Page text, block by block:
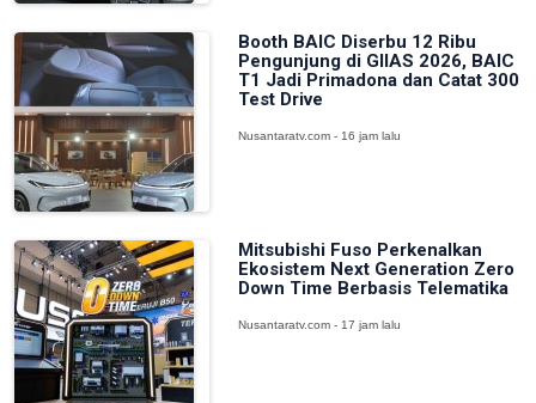
Booth BAIC Diserbu 12 Ribu
Pengunjung di GIIAS 2026, BAIC
T1 Jadi Primadona dan Catat 300
Test Drive
Nusantaratv.com - 16 jam lalu
Mitsubishi Fuso Perkenalkan
Ekosistem Next Generation Zero
Down Time Berbasis Telematika
Nusantaratv.com - 17 jam lalu